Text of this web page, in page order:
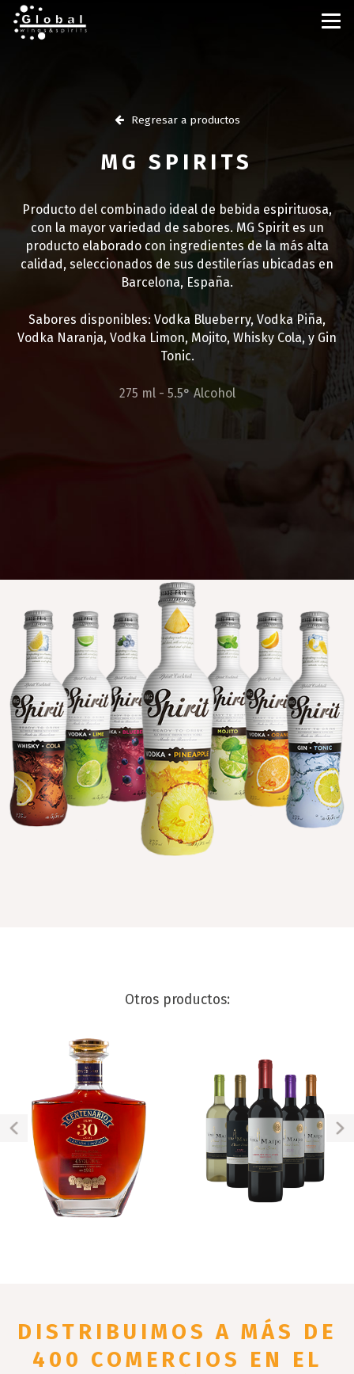
Regresar a productos
MG SPIRITS
Producto del combinado ideal de bebida espirituosa,
con la mayor variedad de sabores. MG Spirit es un
producto elaborado con ingredientes de la más alta
calidad, seleccionados de sus destilerías ubicadas en
Barcelona, España.
Sabores disponibles: Vodka Blueberry, Vodka Piña,
Vodka Naranja, Vodka Limon, Mojito, Whisky Cola, y Gin
Tonic.
275 ml - 5.5° Alcohol
Otros productos:
DISTRIBUIMOSA MÁS DE
400 COMERCIOS EN EL